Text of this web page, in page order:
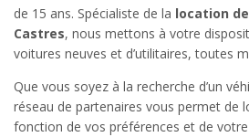
de 15 ans. Spécialiste de la location
Castres, nous mettons à votre
voitures neuves et d’utilitaires, toutes
Que vous soyez à la recherche d’un
réseau de partenaires vous permet de
fonction de vos préférences et de